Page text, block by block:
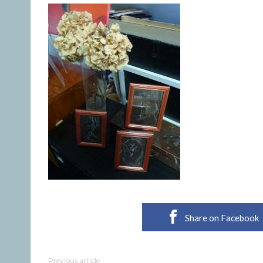
Share on Facebook
Previous article